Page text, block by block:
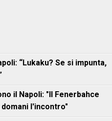
“Lukaku? Se si impunta,
il Napoli: "Il Fenerbahce
l'incontro"